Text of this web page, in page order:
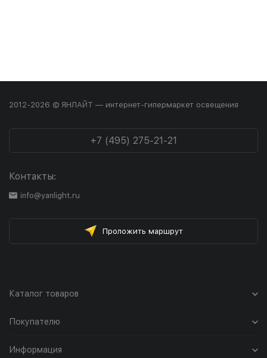
2012-2026 © ЯНЛАЙТ — интернет-гипермаркет освещения
+7 (495) 275-21-21
Контакты:
info@yanlight.ru
Проложить маршрут
Каталог товаров
Покупателю
Информация